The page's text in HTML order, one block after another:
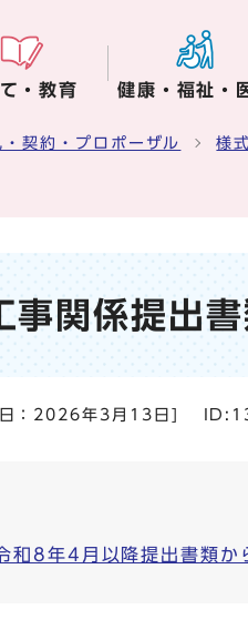
・教育 健康・福祉・
・契約・プロポーザル 様
事関係提出
： 2026年3月13日
和8年4月以降提出書類か